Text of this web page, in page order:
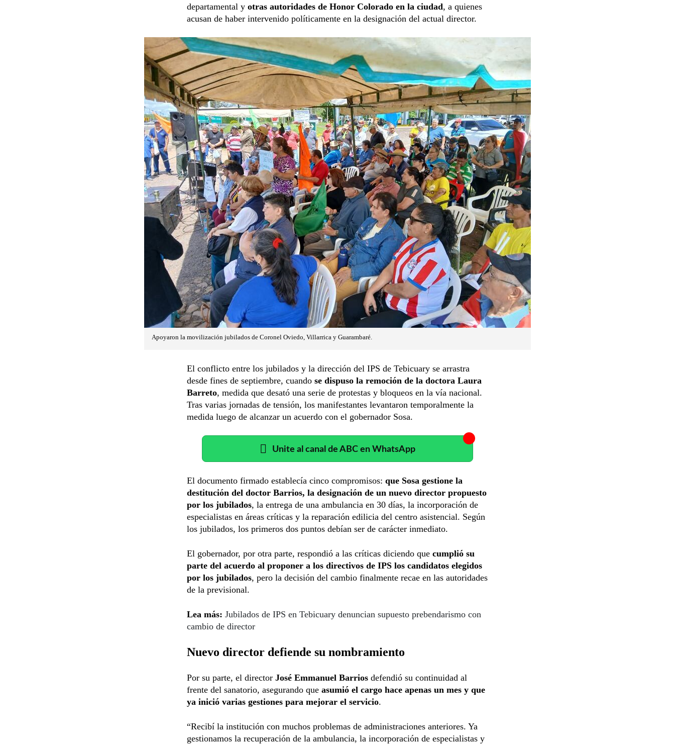
departamental y otras autoridades de Honor Colorado en la ciudad, a quienes
acusan de haber intervenido políticamente en la designación del actual director.
Apoyaron la movilización jubilados de Coronel Oviedo, Villarrica y Guarambaré.
El conflicto entre los jubilados y la dirección del IPS de Tebicuary se arrastra
desde fines de septiembre, cuando se dispuso la remoción de la doctora Laura
Barreto, medida que desató una serie de protestas y bloqueos en la vía nacional.
Tras varias jornadas de tensión, los manifestantes levantaron temporalmente la
medida luego de alcanzar un acuerdo con el gobernador Sosa.
Unite al canal de ABC en WhatsApp
El documento firmado establecía cinco compromisos: que Sosa gestione la
destitución del doctor Barrios, la designación de un nuevo director propuesto
por los jubilados, la entrega de una ambulancia en 30 días, la incorporación de
especialistas en áreas críticas y la reparación edilicia del centro asistencial. Según
los jubilados, los primeros dos puntos debían ser de carácter inmediato.
El gobernador, por otra parte, respondió a las críticas diciendo que cumplió su
parte del acuerdo al proponer a los directivos de IPS los candidatos elegidos
por los jubilados, pero la decisión del cambio finalmente recae en las autoridades
de la previsional.
Lea más: Jubilados de IPS en Tebicuary denuncian supuesto prebendarismo con
cambio de director
Nuevo director defiende su nombramiento
Por su parte, el director José Emmanuel Barrios defendió su continuidad al
frente del sanatorio, asegurando que asumió el cargo hace apenas un mes y que
ya inició varias gestiones para mejorar el servicio.
“Recibí la institución con muchos problemas de administraciones anteriores. Ya
gestionamos la recuperación de la ambulancia, la incorporación de especialistas y